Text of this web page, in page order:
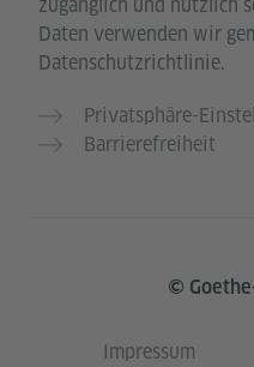
zugänglich und nützlich
Daten verwenden wir
Datenschutzrichtlinie.
Privatsphäre-
Barrierefreiheit
©
Impressum